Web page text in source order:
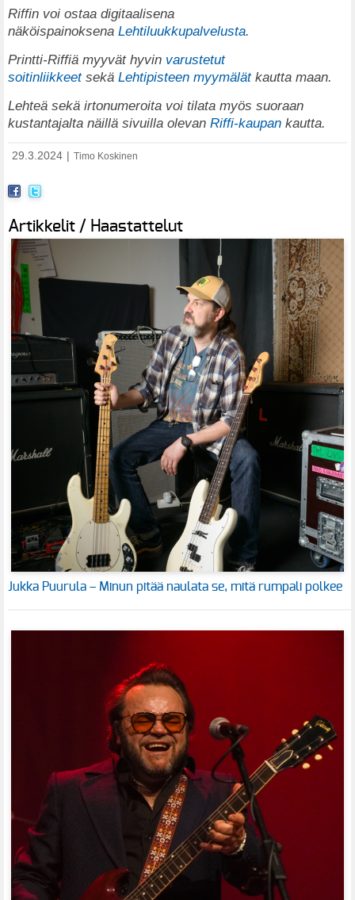
Riffin voi ostaa digitaalisena
näköispainoksena Lehtiluukkupalvelusta.
Printti-Riffiä myyvät hyvin varustetut
soitinliikkeet sekä Lehtipisteen myymälätkautta maan.
Lehteä sekä irtonumeroita voi tilata myös suoraan
kustantajalta näillä sivuilla olevan Riffi-kaupan kautta.
29.3.2024 Timo Koskinen
Artikkelit / Haastattelut
Jukka Puurula – Minun pitää naulata se, mitä rumpali polkee